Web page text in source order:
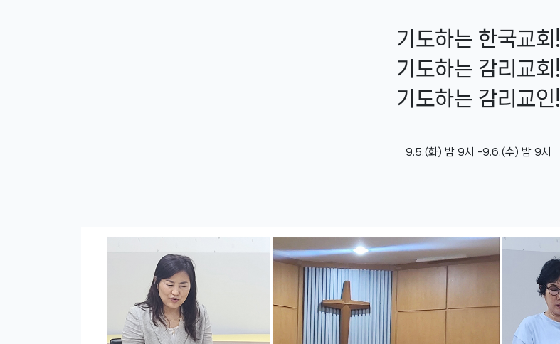
기도하는 한국교회!
기도하는 감리교회!
기도하는 감리교인!
9.5.(화) 밤 9시 -9.6.(수) 밤 9시